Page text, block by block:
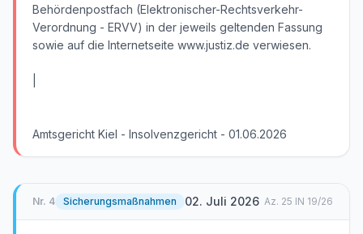
Behördenpostfach (Elektronischer-Rechtsverkehr-
Verordnung - ERVV) in der jeweils geltenden Fassung
sowie auf die Internetseite www.justiz.de verwiesen.
Amtsgericht Kiel - Insolvenzgericht - 01.06.2026
Nr. 4 Sicherungsmaßnahmen 02. Juli 2026 Az. 25 IN 19/26